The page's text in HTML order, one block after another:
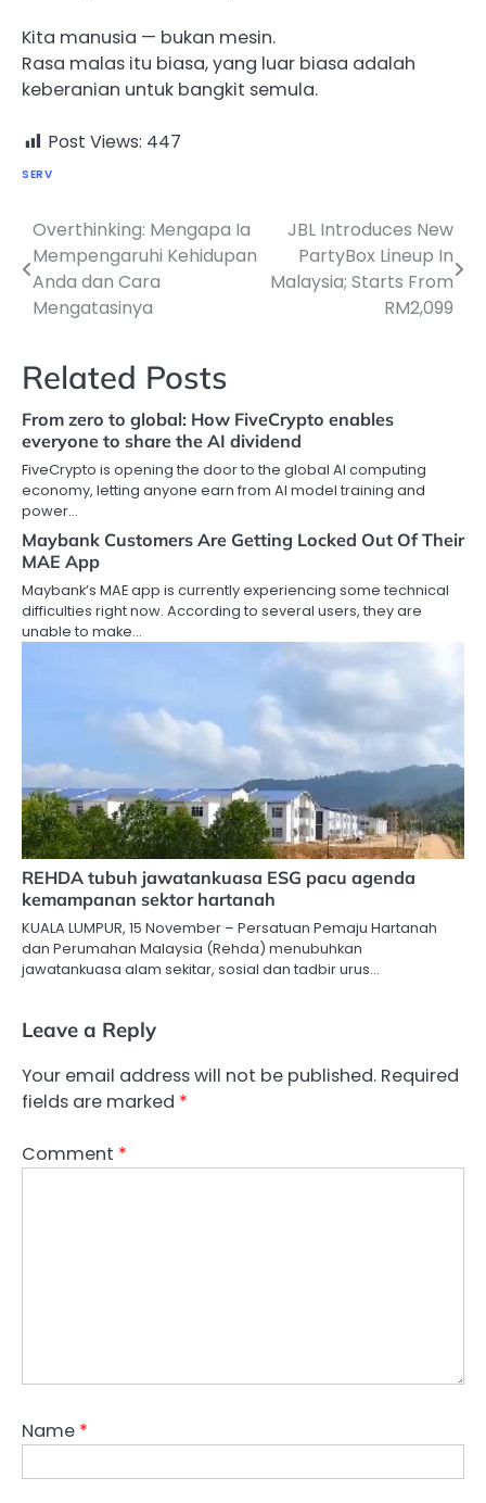
Kita manusia — bukan mesin.
Rasa malas itu biasa, yang luar biasa adalah
keberanian untuk bangkit semula.
Post Views: 447
SERV
Post
navigation
Overthinking: Mengapa Ia
Mempengaruhi Kehidupan
Anda dan Cara
Mengatasinya
JBL Introduces New
PartyBox Lineup In
Malaysia; Starts From
RM2,099
Related Posts
From zero to global: How FiveCrypto enables
everyone to share the AI dividend
FiveCrypto is opening the door to the global AI computing
economy, letting anyone earn from AI model training and
power…
Maybank Customers Are Getting Locked Out Of Their
MAE App
Maybank’s MAE app is currently experiencing some technical
difficulties right now. According to several users, they are
unable to make…
REHDA tubuh jawatankuasa ESG pacu agenda
kemampanan sektor hartanah
KUALA LUMPUR, 15 November – Persatuan Pemaju Hartanah
dan Perumahan Malaysia (Rehda) menubuhkan
jawatankuasa alam sekitar, sosial dan tadbir urus…
Leave a Reply
Your email address will not be published. Required
fields are marked *
Comment *
Name *